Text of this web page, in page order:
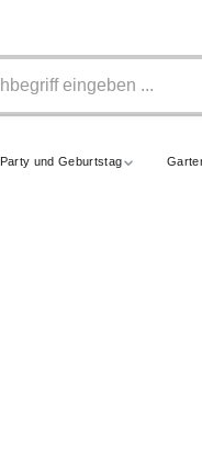
Party und Geburtstag